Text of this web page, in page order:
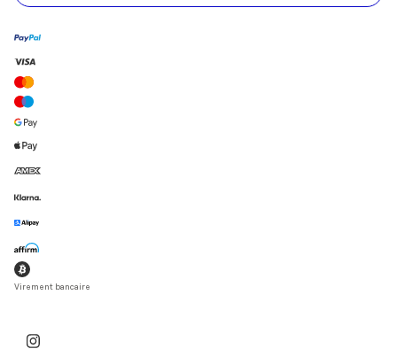
Virement bancaire